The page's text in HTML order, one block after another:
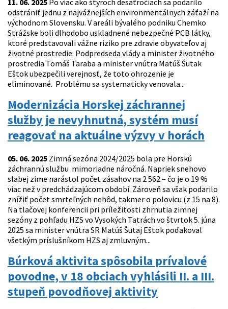
11. 06. 2025 Po viac ako štyroch desaťročiach sa podarilo
odstrániť jednu z najvážnejších environmentálnych záťaží na
východnom Slovensku. V areáli bývalého podniku Chemko
Strážske boli dlhodobo uskladnené nebezpečné PCB látky,
ktoré predstavovali vážne riziko pre zdravie obyvateľov aj
životné prostredie. Podpredseda vlády a minister životného
prostredia Tomáš Taraba a minister vnútra Matúš Šutak
Eštok ubezpečili verejnosť, že toto ohrozenie je
eliminované. Problému sa systematicky venovala...
Modernizácia Horskej záchrannej
služby je nevyhnutná, systém musí
reagovať na aktuálne výzvy v horách
05. 06. 2025 Zimná sezóna 2024/2025 bola pre Horskú
záchrannú službu mimoriadne náročná. Napriek snehovo
slabej zime narástol počet zásahov na 2 562 – čo je o 19 %
viac než v predchádzajúcom období. Zároveň sa však podarilo
znížiť počet smrteľných nehôd, takmer o polovicu (z 15 na 8).
Na tlačovej konferencii pri príležitosti zhrnutia zimnej
sezóny z pohľadu HZS vo Vysokých Tatrách vo štvrtok 5. júna
2025 sa minister vnútra SR Matúš Šutaj Eštok poďakoval
všetkým príslušníkom HZS aj zmluvným...
Búrková aktivita spôsobila prívalové
povodne, v 18 obciach vyhlásili II. a III.
stupeň povodňovej aktivity